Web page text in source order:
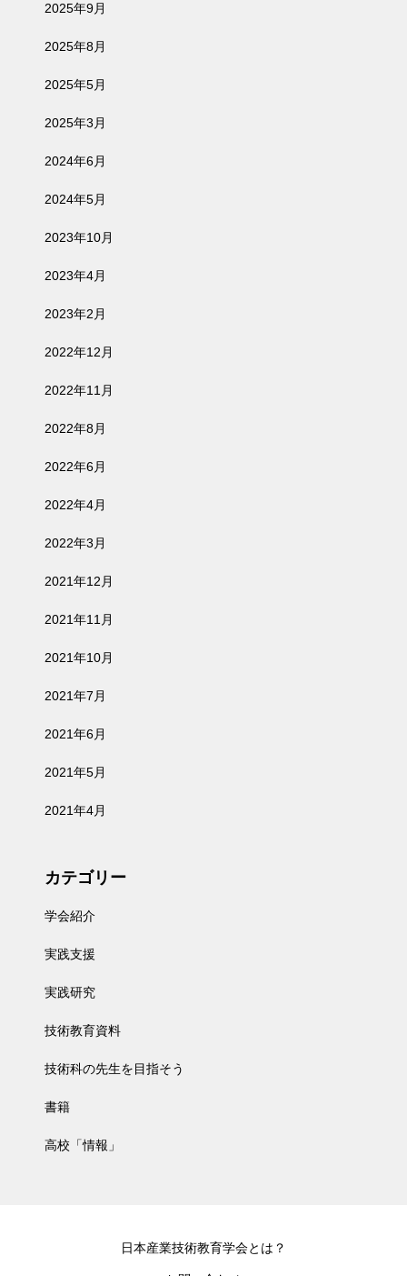
2025年9月
2025年8月
2025年5月
2025年3月
2024年6月
2024年5月
2023年10月
2023年4月
2023年2月
2022年12月
2022年11月
2022年8月
2022年6月
2022年4月
2022年3月
2021年12月
2021年11月
2021年10月
2021年7月
2021年6月
2021年5月
2021年4月
カテゴリー
学会紹介
実践支援
実践研究
技術教育資料
技術科の先生を目指そう
書籍
高校「情報」
日本産業技術教育学会とは？